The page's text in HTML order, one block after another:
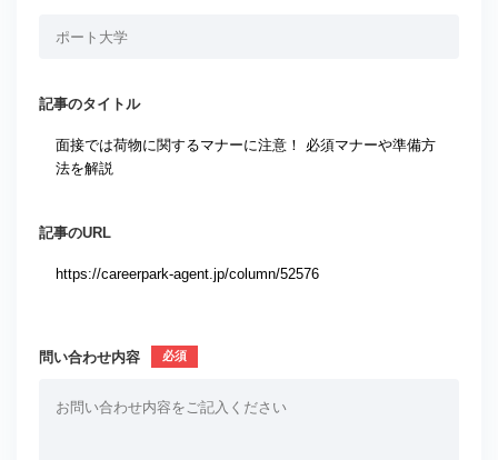
記事のタイトル
記事のURL
問い合わせ内容